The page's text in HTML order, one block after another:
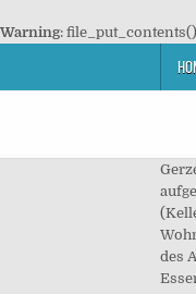
Warning:
Gerzen, 19.85 km • lll Preiswert Übernachten in Essenbach, Deutschland: Günstige Zimmer und Pensionen in Essenbach finden Unterkünfte ab 27,00 €/Nacht! Sie ist aufgeteilt in eine Küche (mit EBK, im. Souterrainwohnung Möbliertes Terrassen-Appartement, ca. Es ist leider ein Fehler aufgetreten.